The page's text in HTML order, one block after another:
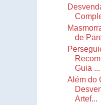
de
Guia ...
Além do
Artef...